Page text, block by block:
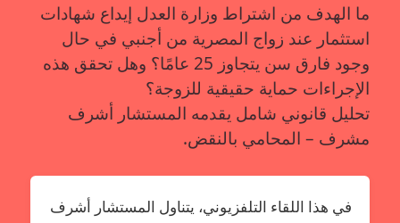
ما الهدف من اشتراط وزارة العدل إيداع شهادات
استثمار عند زواج المصرية من أجنبي في حال
وجود فارق سن يتجاوز 25 عامًا؟ وهل تحقق هذه
الإجراءات حماية حقيقية للزوجة؟
تحليل قانوني شامل يقدمه المستشار أشرف
مشرف – المحامي بالنقض.
في هذا اللقاء التلفزيوني، يتناول المستشار أشرف